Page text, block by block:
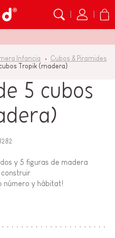
Infancia
Cubos & Piramides
Tropik (madera)
5 cubos
y 5 figuras de madera
construir
número y hábitat!